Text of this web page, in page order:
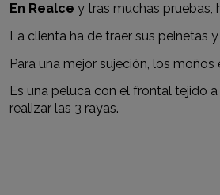
En Realce y tras muchas pruebas,
La clienta ha de traer sus peinetas
Para una mejor sujeción, los
Es una peluca con el frontal tejido
realizar las 3 rayas.